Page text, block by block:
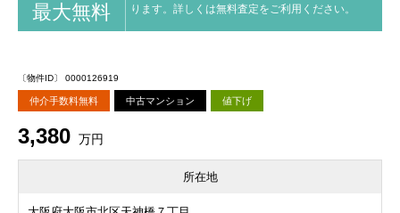
最大無料
ります。 詳しくは無料査定をご利用ください。
〔物件ID〕 0000126919
仲介手数料無料 中古マンション 値下げ
3,380 万円
所在地